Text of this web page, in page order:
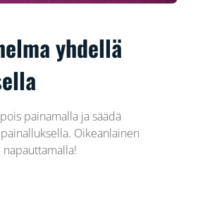
yhdellä
painamalla ja säädä
Oikeanlainen